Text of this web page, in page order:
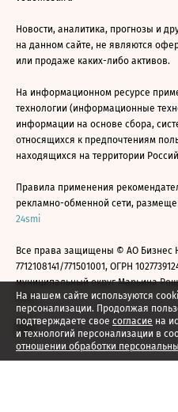
На нашем сайте используются
персонализации. Продолжая
подтверждаете свое согласие на
и технологий персонализации в
отношении обработки
Новости, аналитика, прогнозы и
на данном сайте, не являются
или продаже каких-либо активов.
На информационном ресурсе
технологии (информационные
информации на основе сбора,
относящихся к предпочтениям
находящихся на территории
Правила применения
рекламно-обменной сети,
24smi
Все права защищены © АО
7712108141/771501001, ОГРН
муниципальный округ Марьина
2026